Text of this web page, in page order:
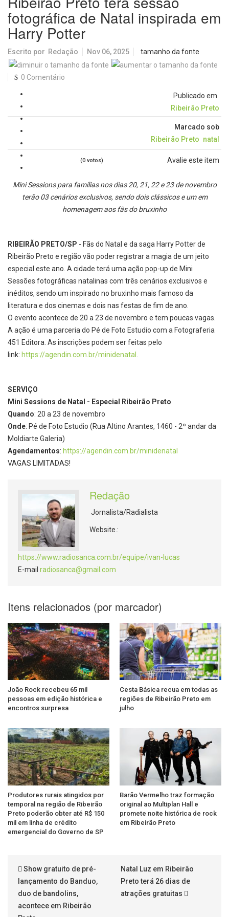
fotográfica de Natal inspirada em
Harry Potter
Escrito por Redação Nov 06, 2025 tamanho da fonte
0 Comentário
Publicado em
Ribeirão Preto
Marcado sob
Ribeirão Preto natal
Avalie este item
(0 votos)
Mini Sessions para famílias nos dias 20, 21, 22 e 23 de novembro
terão 03 cenários exclusivos, sendo dois clássicos e um em
homenagem aos fãs do bruxinho
RIBEIRÃO PRETO/SP - Fãs do Natal e da saga Harry Potter de
Ribeirão Preto e região vão poder registrar a magia de um jeito
especial este ano. A cidade terá uma ação pop-up de Mini
Sessões fotográficas natalinas com três cenários exclusivos e
inéditos, sendo um inspirado no bruxinho mais famoso da
literatura e dos cinemas e dois nas festas de fim de ano.
O evento acontece de 20 a 23 de novembro e tem poucas vagas.
A ação é uma parceria do Pé de Foto Estudio com a Fotograferia
451 Editora. As inscrições podem ser feitas pelo
link: https://agendin.com.br/minidenatal
SERVIÇO
Mini Sessions de Natal - Especial Ribeirão Preto
Quando: 20 a 23 de novembro
Onde: Pé de Foto Estudio (Rua Altino Arantes, 1460 - 2º andar da
Moldiarte Galeria)
Agendamentos: https://agendin. com.br/minidenatal
VAGAS LIMITADAS!
Redação
Jornalista/Radialista
Website.:
https://www.radiosanca.com.br/equipe/ivan-lucas
E-mail radiosanca@gmail.com
Itens relacionados (por marcador)
João Rock recebeu 65 mil
pessoas em edição histórica e
encontros surpresa
Cesta Básica recua em todas as
regiões de Ribeirão Preto em
julho
Produtores rurais atingidos por
temporal na região de Ribeirão
Preto poderão obter até R$ 150
mil em linha de crédito
emergencial do Governo de SP
Barão Vermelho traz formação
original ao Multiplan Hall e
promete noite histórica de rock
em Ribeirão Preto
Show gratuito de pré-
lançamento do Banduo,
duo de bandolins,
acontece em Ribeirão
Natal Luz em Ribeirão
Preto terá 26 dias de
atrações gratuitas